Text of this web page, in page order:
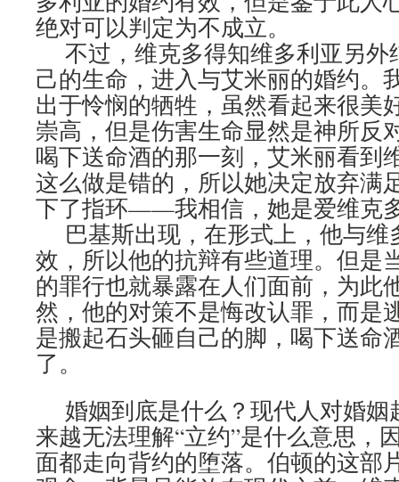
绝对可以判定为不成立。
不过，维克多得知维多利亚另外
己的生命，进入与艾米丽的婚约。
出于怜悯的牺牲，虽然看起来很美
崇高，但是伤害生命显然是神所反
喝下送命酒的那一刻，艾米丽看到
这么做是错的，所以她决定放弃满
下了指环——我相信，她是爱维克
巴基斯出现，在形式上，他与维
效，所以他的抗辩有些道理。但是
的罪行也就暴露在人们面前，为此
然，他的对策不是悔改认罪，而是
是搬起石头砸自己的脚，喝下送命
了。
婚姻到底是什么？现代人对婚姻
来越无法理解“立约”是什么意思，
面都走向背约的堕落。伯顿的这部